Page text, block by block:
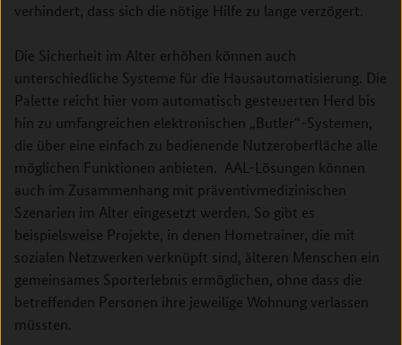
verhindert, dass sich die nötige Hilfe zu lange verzögert.
Die Sicherheit im Alter erhöhen können auch
unterschiedliche Systeme für die Hausautomatisierung. Die
Palette reicht hier vom automatisch gesteuerten Herd bis
hin zu umfangreichen elektronischen „Butler“-Systemen,
die über eine einfach zu bedienende Nutzeroberfläche alle
möglichen Funktionen anbieten. AAL-Lösungen können
auch im Zusammenhang mit präventivmedizinischen
Szenarien im Alter eingesetzt werden. So gibt es
beispielsweise Projekte, in denen Hometrainer, die mit
sozialen Netzwerken verknüpft sind, älteren Menschen ein
gemeinsames Sporterlebnis ermöglichen, ohne dass die
betreffenden Personen ihre jeweilige Wohnung verlassen
müssten.